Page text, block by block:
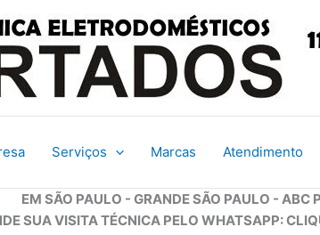
Serviços Marcas Atendimento
EM SÃO PAULO - GRANDE SÃO PAULO - ABC
SUA VISITA TÉCNICA PELO WHATSAPP: